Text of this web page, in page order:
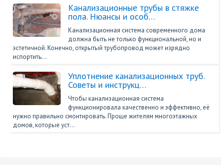
Канализационные трубы в стяжке
пола. Нюансы и особ…
Канализационная система современного дома
должна быть не только функциональной, но и
эстетичной. Конечно, открытый трубопровод может изрядно
испортить…
Уплотнение канализационных труб.
Советы и инструкц…
Чтобы канализационная система
функционировала качественно и эффективно, её
нужно правильно смонтировать. Проще жителям многоэтажных
домов, которые уст…